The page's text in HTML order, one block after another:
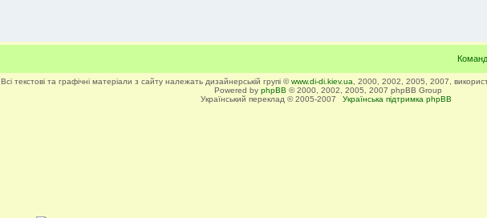
Всі текстові та графічні матеріали з сайту належать дизайнерській групі ©www.di-di.kiev.ua , 2000, 2002, 2005, 2007,
Powered by phpBB © 2000, 2002, 2005, 2007 phpBB Group
Український переклад © 2005-2007
Українська підтримка phpBB